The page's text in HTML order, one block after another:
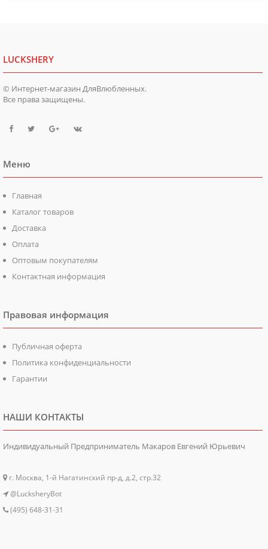
LUCKSHERY
© Интернет-магазин ДляВлюбленных.
Все права защищены.
Меню
Главная
Каталог товаров
Доставка
Оплата
Оптовым покупателям
Контактная информация
Правовая информация
Публичная оферта
Политика конфиденциальности
Гарантии
НАШИ КОНТАКТЫ
Индивидуальный Предприниматель Макаров Евгений Юрьевич
г. Москва, 1-й Нагатинский пр-д, д.2, стр.32
@LucksheryBot
(495) 648-31-31